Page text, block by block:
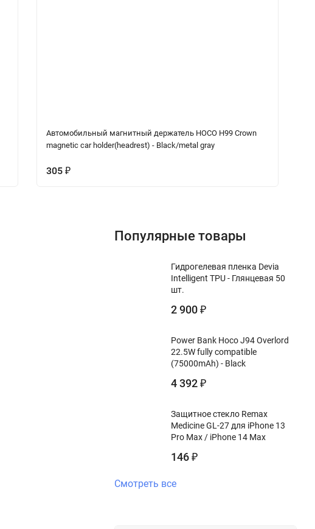
Автомобильный магнитный держатель HOCO H99 Crown
magnetic car holder(headrest) - Black/metal gray
305 ₽
Популярные товары
Гидрогелевая пленка Devia
Intelligent TPU - Глянцевая 50
шт.
2 900 ₽
Power Bank Hoco J94 Overlord
22.5W fully compatible
(75000mAh) - Black
4 392 ₽
Защитное стекло Remax
Medicine GL-27 для iPhone 13
Pro Max / iPhone 14 Max
146 ₽
Смотреть все